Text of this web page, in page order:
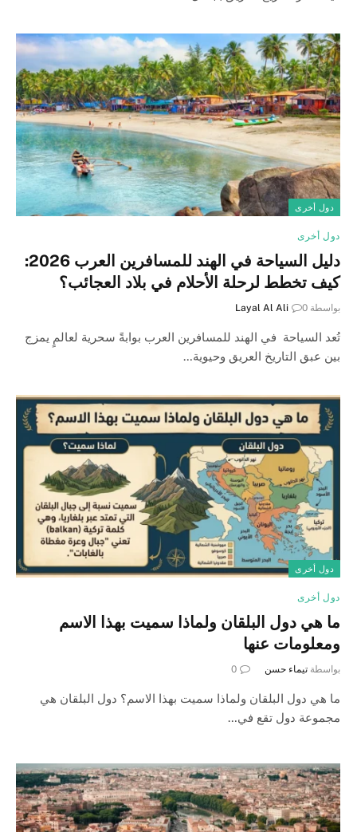
دول أخرى
دول أخرى
دليل السياحة في الهند للمسافرين العرب 2026:
كيف تخطط لرحلة الأحلام في بلاد العجائب؟
بواسطة Layal Al Ali 0
تُعد السياحة في الهند للمسافرين العرب بوابةً سحرية لعالمٍ يمزج
بين عبق التاريخ العريق وحيوية…
دول أخرى
دول أخرى
ما هي دول البلقان ولماذا سميت بهذا الاسم
ومعلومات عنها
بواسطة تيماء حسن 0
ما هي دول البلقان ولماذا سميت بهذا الاسم؟ دول البلقان هي
مجموعة دول تقع في…